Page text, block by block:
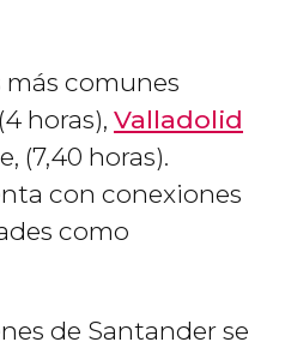
comunes
horas), Valladolid
(7,40 horas).
con conexiones
como
de Santander se